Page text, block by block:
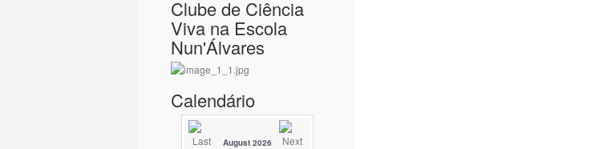
Clube de Ciência
Viva na Escola
Nun'Álvares
Calendário
August 2026